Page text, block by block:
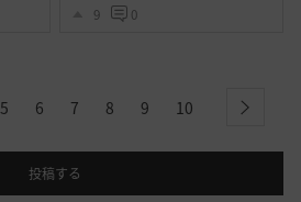
9 0
5 6 7 8 9 10 next
投稿する